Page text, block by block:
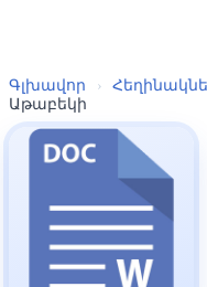
Գլխավոր ›
Աթաբեկի